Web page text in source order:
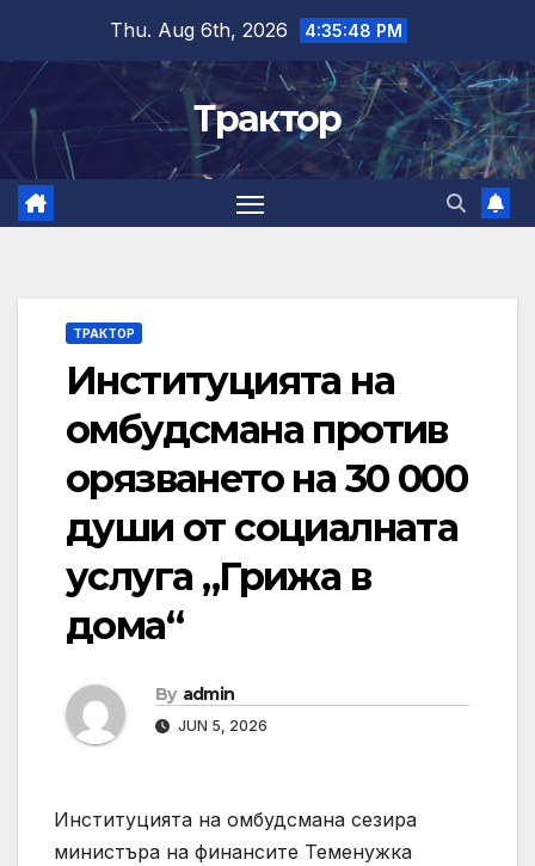
content
Thu. Aug 6th, 2026 4:35:49 PM
Трактор
ТРАКТОР
Институцията на
омбудсмана против
орязването на 30 000
души от социалната
услуга „Грижа в
дома“
By admin
JUN 5, 2026
Институцията на омбудсмана сезира
министъра на финансите Теменужка